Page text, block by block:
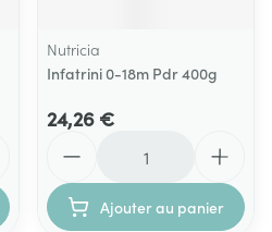
Nutricia
Infatrini 0-18m Pdr 400g
24,26 €
Ajouter au panier